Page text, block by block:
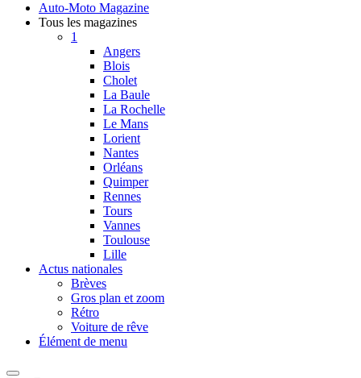
Auto-Moto Magazine
Tous les magazines
1
Angers
Blois
Cholet
La Baule
La Rochelle
Le Mans
Lorient
Nantes
Orléans
Quimper
Rennes
Tours
Vannes
Toulouse
Lille
Actus nationales
Brèves
Gros plan et zoom
Rétro
Voiture de rêve
Élément de menu